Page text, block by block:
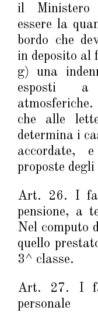
il Ministero
essere la
bordo che
in deposito al
g) una
esposti a
che alle
determina i
accordate,
proposte
Art. 26. I
pensione, a
Nel computo
quello
3^ classe.
Art. 27. I